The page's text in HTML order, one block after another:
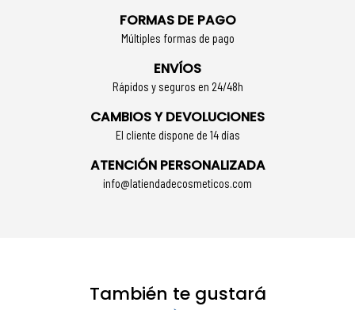
FORMAS DE PAGO
Múltiples formas de pago
ENVÍOS
Rápidos y seguros en 24/48h
CAMBIOS Y DEVOLUCIONES
El cliente dispone de 14 días
ATENCIÓN PERSONALIZADA
info@latiendadecosmeticos.com
También te gustará